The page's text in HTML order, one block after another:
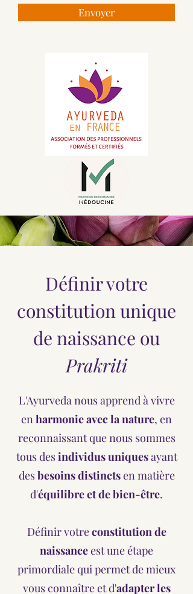
Envoyer
Définir votre
constitution unique
de naissance ou
Prakriti
L'Ayurveda nous apprend à vivre
enharmonie avec la nature, en
reconnaissant que nous sommes
tous desindividus uniquesayant
desbesoins distinctsen matière
d'équilibre et de bien-être.
Définir votreconstitution de
naissanceest une étape
primordiale qui permet de mieux
vous connaître et d'adapter les